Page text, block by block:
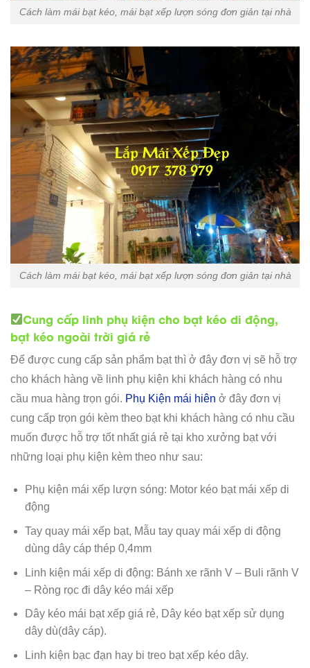
Cách làm mái bạt kéo, mái bạt xếp lượn sóng đơn giản tại nhà
Cách làm mái bạt kéo, mái bạt xếp lượn sóng đơn giản tại nhà
Cung cấp linh phụ kiện cho bạt kéo di động,
bạt kéo ngoài trời giá rẻ
Để được cung cấp sản phẩm bạt thì ở đây đơn vị sẽ hỗ trợ
cho khách hàng về linh phụ kiện khi khách hàng có nhu
cầu mua hàng trọn gói. Phụ Kiện mái hiên ở đây đơn vị
cung cấp trọn gói kèm theo bạt khi khách hàng có nhu cầu
muốn được hỗ trợ tốt nhất giá rẻ tại kho xưởng bạt với
những loại phụ kiện kèm theo như sau:
Phụ kiện mái xếp lượn sóng: Motor kéo bạt mái xếp di
động
Tay quay mái xếp bạt, Mẫu tay quay mái xếp di động
dùng dây cáp thép 0,4mm
Linh kiện mái xếp di động: Bánh xe rãnh V – Buli rãnh V
– Ròng rọc đi dây kéo mái xếp
Dây kéo mái bạt xếp giá rẻ, Dây kéo bạt xếp sử dụng
dây dù(dây cáp).
Linh kiện bạc đạn hay bi treo bạt xếp kéo dây.